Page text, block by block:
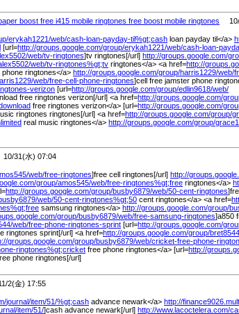
boost free i415 mobile ringtones free boost mobile ringtones 10/
erykah1221/web/cash-loan-payday-til%gt;cash loan payday til</a>
[url=http://groups.google.com/group/erykah1221/web/cash-loan-
web/tv-ringtones]tv ringtones[/url] http://groups.google.com/
web/tv-ringtones%gt;tv ringtones</a> <a href=http://
phone ringtones</a> http://groups.google.com/group/harris1229/web/
web/free-cell-phone-ringtones]cell free jamster phone
verizon [url=http://groups.google.com/group/edlin9618/web/
free ringtones verizon[/url] <a href=http://groups.google.com/
free ringtones verizon</a> [url=http://groups.google.com/
ringtones ringtones[/url] <a href=http://groups.google.com/group/
real music ringtones</a> http://groups.google.com/group/
31(水) 07:04
web/free-ringtones]free cell ringtones[/url] http://
group/amos545/web/free-ringtones%gt;free ringtones</a>
http://groups.google.com/group/busby6879/web/50-cent-ringtones
web/50-cent-ringtones%gt;50 cent ringtones</a> <a href=
gt;free samsung ringtones</a> http://groups.google.com/group/
group/busby6879/web/free-samsung-ringtones]a850
web/free-phone-ringtones-sprint [url=http://groups.google.com/
ringtones sprint[/url] <a href=http://groups.google.com/group/
groups.google.com/group/busby6879/web/cricket-free-phone-
ringtones%gt;cricket free phone ringtones</a> [url=http://
phone ringtones[/url]
2(金) 17:55
journal/item/51/%gt;cash advance newark</a> http://
item/51/]cash advance newark[/url] http://www.lacoctelera.com/